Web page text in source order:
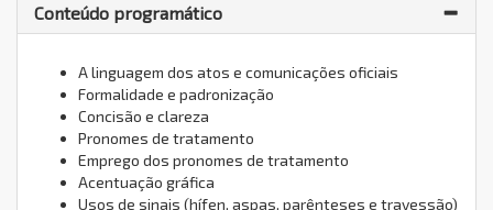
Conteúdo programático
A linguagem dos atos e comunicações oficiais
Formalidade e padronização
Concisão e clareza
Pronomes de tratamento
Emprego dos pronomes de tratamento
Acentuação gráfica
Usos de sinais (hífen, aspas, parênteses e travessão)